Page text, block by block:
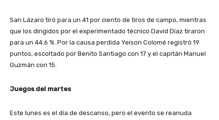
San Lázaro tiró para un 41 por ciento de tiros de campo, mientras
que los dirigidos por el experimentado técnico David Díaz tiraron
para un 44.6 %. Por la causa perdida Yeison Colomé registró 19
puntos, escoltado por Benito Santiago con 17 y el capitán Manuel
Guzmán con 15.
Juegos del martes
Este lunes es el día de descanso, pero el evento se reanuda